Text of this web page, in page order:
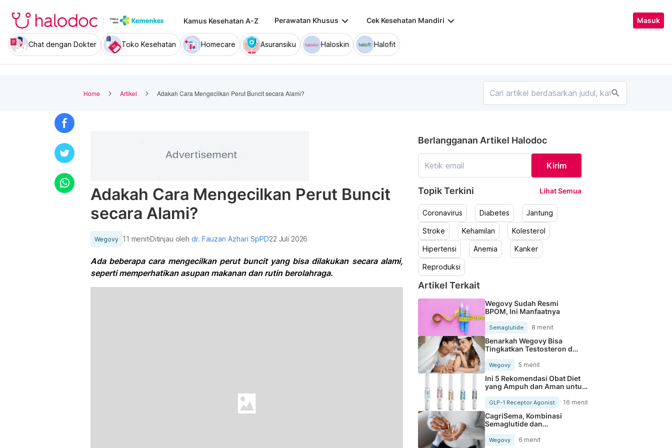
Kamus Kesehatan A-Z Perawatan Khusus keyboard_arrow_down Cek Kesehatan Mandiri keyboard_arrow_down Masuk
Chat dengan Dokter Toko Kesehatan Homecare Asuransiku Haloskin Halofit
Home Artikel Adakah Cara Mengecilkan Perut Buncit secara Alami? search
Adakah Cara Mengecilkan Perut Buncit
secara Alami?
Wegovy 11 menitDitinjau oleh dr. Fauzan Azhari SpPD22 Juli 2026
Ada beberapa cara mengecilkan perut buncit yang bisa dilakukan secara alami,
seperti memperhatikan asupan makanan dan rutin berolahraga.
Berlangganan Artikel Halodoc
Kirim
Topik Terkini Lihat Semua
Coronavirus Diabetes Jantung
Stroke Kehamilan Kolesterol
Hipertensi Anemia Kanker
Reproduksi
Artikel Terkait
Wegovy Sudah Resmi
BPOM, Ini Manfaatnya
Semaglutide 8 menit
Benarkah Wegovy Bisa
Tingkatkan Testosteron dan
Wegovy 5 menit
Ini 5 Rekomendasi Obat Diet
yang Ampuh dan Aman untuk
GLP-1 Receptor Agonist 16 menit
CagriSema, Kombinasi
Semaglutide dan
Cagrilintide untuk Obesitas
Wegovy 6 menit